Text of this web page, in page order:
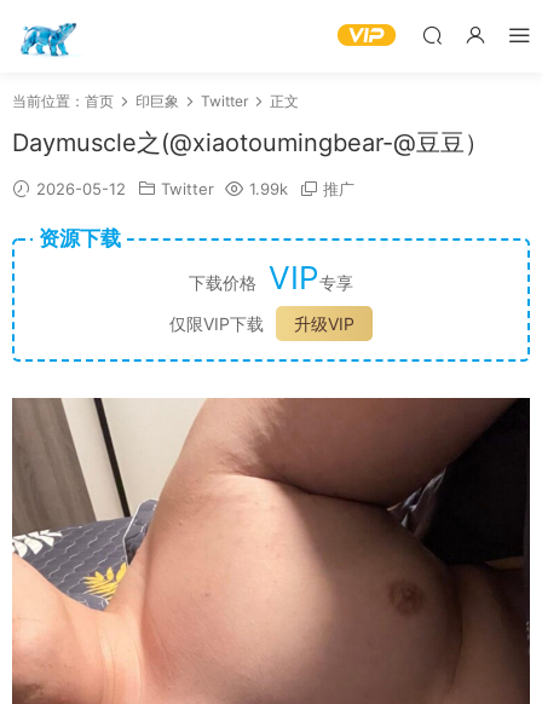
当前位置： 首页 印巨象 Twitter 正文
Daymuscle之(@xiaotoumingbear-@豆豆）
2026-05-12 Twitter 1.99k 推广
资源下载
下载价格 VIP专享
仅限VIP下载
升级VIP